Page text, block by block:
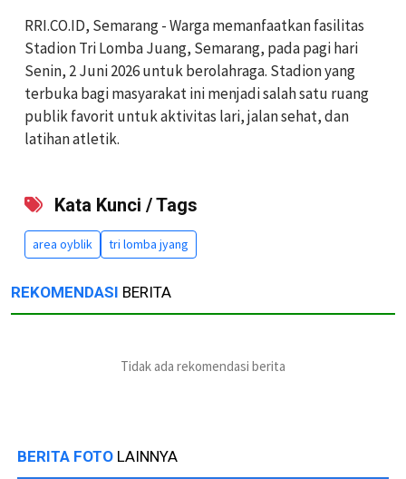
RRI.CO.ID, Semarang - Warga memanfaatkan fasilitas
Stadion Tri Lomba Juang, Semarang, pada pagi hari
Senin, 2 Juni 2026 untuk berolahraga. Stadion yang
terbuka bagi masyarakat ini menjadi salah satu ruang
publik favorit untuk aktivitas lari, jalan sehat, dan
latihan atletik.
Kata Kunci / Tags
area oyblik tri lomba jyang
REKOMENDASI BERITA
Tidak ada rekomendasi berita
BERITA FOTO LAINNYA